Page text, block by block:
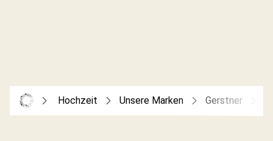
Hochzeit Unsere Marken Gerstner